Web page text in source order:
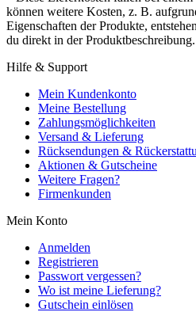
können weitere Kosten, z. B.
Eigenschaften der Produkte,
du direkt in der Produktbeschreibung.
Hilfe & Support
Mein Kundenkonto
Meine Bestellung
Zahlungsmöglichkeiten
Versand & Lieferung
Rücksendungen &
Aktionen & Gutscheine
Weitere Fragen?
Firmenkunden
Mein Konto
Anmelden
Registrieren
Passwort vergessen?
Wo ist meine Lieferung?
Gutschein einlösen